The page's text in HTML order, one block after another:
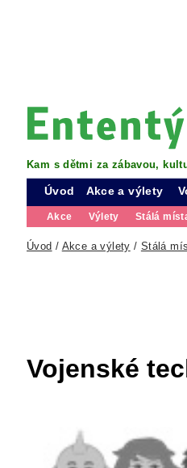
Kam s dětmi za zábavou,
Úvod Akce a výlety
Akce Výlety Stálá
Úvod / Akce a výlety / Stálá
Vojenské